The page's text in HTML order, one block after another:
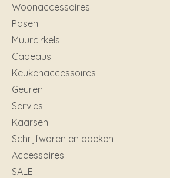
Woonaccessoires
Pasen
Muurcirkels
Cadeaus
Keukenaccessoires
Geuren
Servies
Kaarsen
Schrijfwaren en boeken
Accessoires
SALE